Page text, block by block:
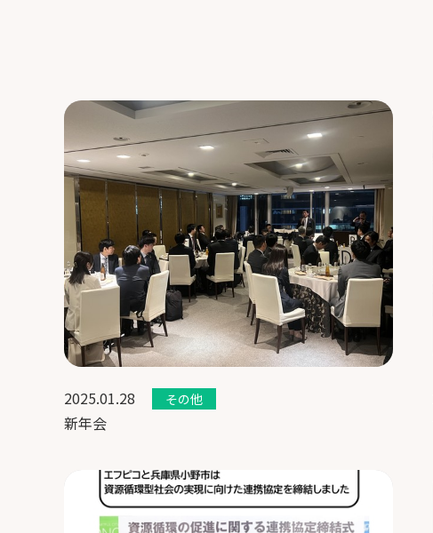
2025.01.28 その他
新年会